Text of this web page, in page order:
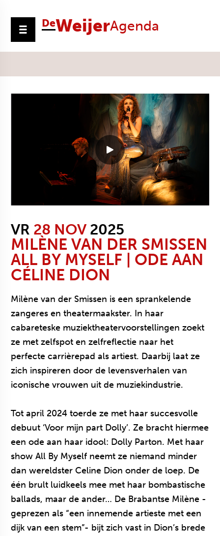
DeWeijerAgenda
VR 28 NOV2025
MILÈNE VAN DER SMISSEN
ALL BY MYSELF | ODE AAN
CÉLINE DION
Milène van der Smissen is een sprankelende
zangeres en theatermaakster. In haar
cabareteske muziektheatervoorstellingen zoekt
ze met zelfspot en zelfreflectie naar het
perfecte carrièrepad als artiest. Daarbij laat ze
zich inspireren door de levensverhalen van
iconische vrouwen uit de muziekindustrie.
Tot april 2024 toerde ze met haar succesvolle
debuut ‘Voor mijn part Dolly’. Ze bracht hiermee
een ode aan haar idool: Dolly Parton. Met haar
show All By Myself neemt ze niemand minder
dan wereldster Celine Dion onder de loep. De
één brult luidkeels mee met haar bombastische
ballads, maar de ander… De Brabantse Milène -
geprezen als “een innemende artieste met een
dijk van een stem”- bijt zich vast in Dion’s brede